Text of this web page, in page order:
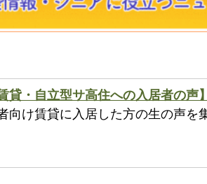
貸・自立型サ高住への入居者の声】
向け賃貸に入居した方の生の声を